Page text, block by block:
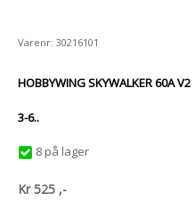
Varenr: 30216101
HOBBYWING SKYWALKER 60A V2
3-6..
8 på lager
Kr525 ,-